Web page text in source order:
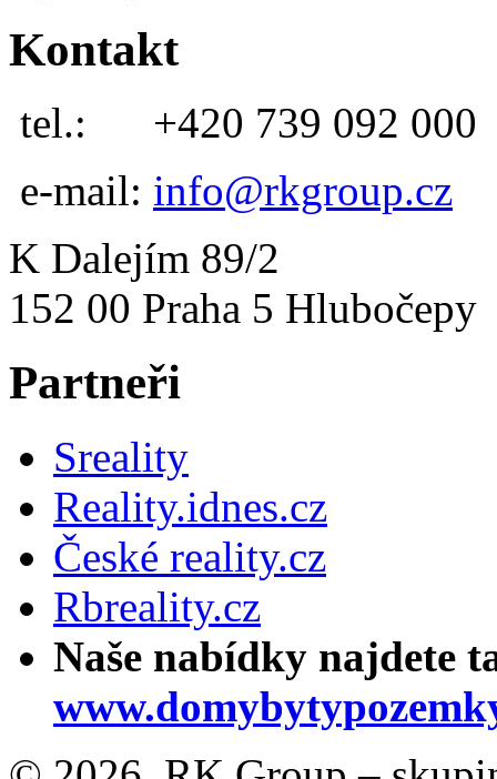
Kontakt
tel.: +420 739 092 000
e-mail: info@rkgroup.cz
K Dalejím 89/2
152 00 Praha 5 Hlubočepy
Partneři
Sreality
Reality.idnes.cz
České reality.cz
Rbreality.cz
Naše nabídky najdete